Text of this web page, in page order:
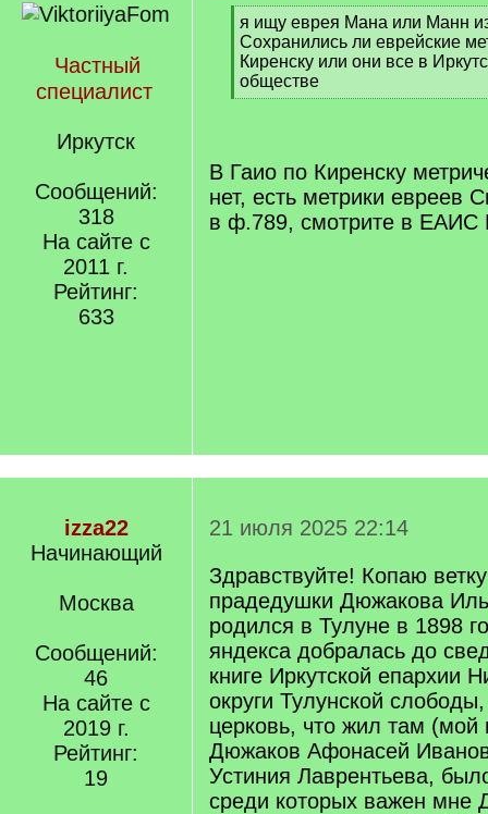
Частный
специалист
Иркутск
Сообщений:
318
На сайте с
2011 г.
Рейтинг:
633
[
q
]
я ищу еврея Мана или Манн
Сохранились ли еврейские
Киренску или они все в
обществе
[
В Гаио по Киренску
нет, есть метрики евреев
в ф.789, смотрите в ЕАИС
izza22
Начинающий
Москва
Сообщений:
46
На сайте с
2019 г.
Рейтинг:
19
21 июля 2025 22:14
Здравствуйте! Копаю
прадедушки Дюжакова
родился в Тулуне в 1898
яндекса добралась до
книге Иркутской епархии
округи Тулунской
церковь, что жил там
Дюжаков Афонасей
Устиния Лаврентьева,
среди которых важен мне